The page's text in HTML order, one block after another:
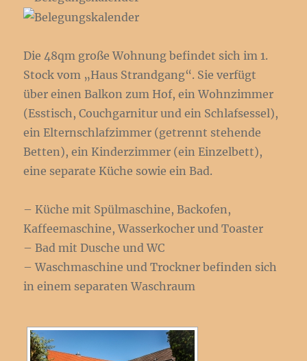
Die 48qm große Wohnung befindet sich im 1.
Stock vom „Haus Strandgang“. Sie verfügt
über einen Balkon zum Hof, ein Wohnzimmer
(Esstisch, Couchgarnitur und ein Schlafsessel),
ein Elternschlafzimmer (getrennt stehende
Betten), ein Kinderzimmer (ein Einzelbett),
eine separate Küche sowie ein Bad.
– Küche mit Spülmaschine, Backofen,
Kaffeemaschine, Wasserkocher und Toaster
– Bad mit Dusche und WC
– Waschmaschine und Trockner befinden sich
in einem separaten Waschraum